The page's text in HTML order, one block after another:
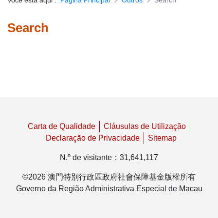
Search
Carta de Qualidade
Cláusulas de Utilização
Declaração de Privacidade
Sitemap
N.º de visitante ： 31,641,117
©2026 澳門特別行政區政府社會保障基金版權所有
Governo da Região Administrativa Especial de Macau